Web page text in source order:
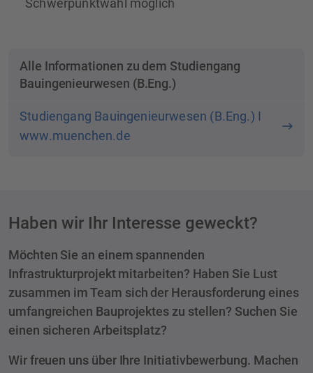
Schwerpunktwahl möglich
Alle Informationen zu dem Studiengang
Bauingenieurwesen (B.Eng.)
Studiengang Bauingenieurwesen (B.Eng.) I
www.muenchen.de
Haben wir Ihr Interesse geweckt?
Möchten Sie an einem spannenden
Infrastrukturprojekt mitarbeiten? Haben Sie Lust
zusammen im Team sich der Herausforderung eines
umfangreichen Bauprojektes zu stellen? Suchen Sie
einen sicheren Arbeitsplatz?
Wir freuen uns über Ihre Initiativbewerbung. Machen